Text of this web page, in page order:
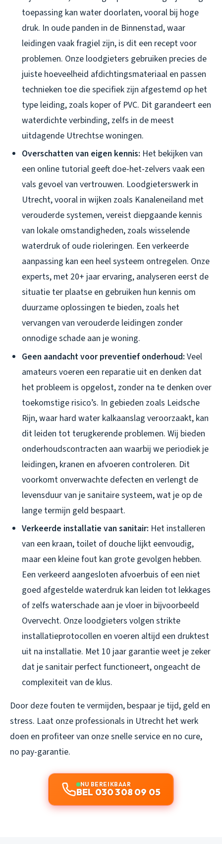
toepassing kan water doorlaten, vooral bij hoge
druk. In oude panden in de Binnenstad, waar
leidingen vaak fragiel zijn, is dit een recept voor
problemen. Onze loodgieters gebruiken precies de
juiste hoeveelheid afdichtingsmateriaal en passen
technieken toe die specifiek zijn afgestemd op het
type leiding, zoals koper of PVC. Dit garandeert een
waterdichte verbinding, zelfs in de meest
uitdagende Utrechtse woningen.
Overschatten van eigen kennis: Het bekijken van
een online tutorial geeft doe-het-zelvers vaak een
vals gevoel van vertrouwen. Loodgieterswerk in
Utrecht, vooral in wijken zoals Kanaleneiland met
verouderde systemen, vereist diepgaande kennis
van lokale omstandigheden, zoals wisselende
waterdruk of oude rioleringen. Een verkeerde
aanpassing kan een heel systeem ontregelen. Onze
experts, met 20+ jaar ervaring, analyseren eerst de
situatie ter plaatse en gebruiken hun kennis om
duurzame oplossingen te bieden, zoals het
vervangen van verouderde leidingen zonder
onnodige schade aan je woning.
Geen aandacht voor preventief onderhoud: Veel
amateurs voeren een reparatie uit en denken dat
het probleem is opgelost, zonder na te denken over
toekomstige risico’s. In gebieden zoals Leidsche
Rijn, waar hard water kalkaanslag veroorzaakt, kan
dit leiden tot terugkerende problemen. Wij bieden
onderhoudscontracten aan waarbij we periodiek je
leidingen, kranen en afvoeren controleren. Dit
voorkomt onverwachte defecten en verlengt de
levensduur van je sanitaire systeem, wat je op de
lange termijn geld bespaart.
Verkeerde installatie van sanitair: Het installeren
van een kraan, toilet of douche lijkt eenvoudig,
maar een kleine fout kan grote gevolgen hebben.
Een verkeerd aangesloten afvoerbuis of een niet
goed afgestelde waterdruk kan leiden tot lekkages
of zelfs waterschade aan je vloer in bijvoorbeeld
Overvecht. Onze loodgieters volgen strikte
installatieprotocollen en voeren altijd een druktest
uit na installatie. Met 10 jaar garantie weet je zeker
dat je sanitair perfect functioneert, ongeacht de
complexiteit van de klus.
Door deze fouten te vermijden, bespaar je tijd, geld en
stress. Laat onze professionals in Utrecht het werk
doen en profiteer van onze snelle service en no cure,
no pay-garantie.
NU BEREIKBAAR
BEL 030 308 09 05